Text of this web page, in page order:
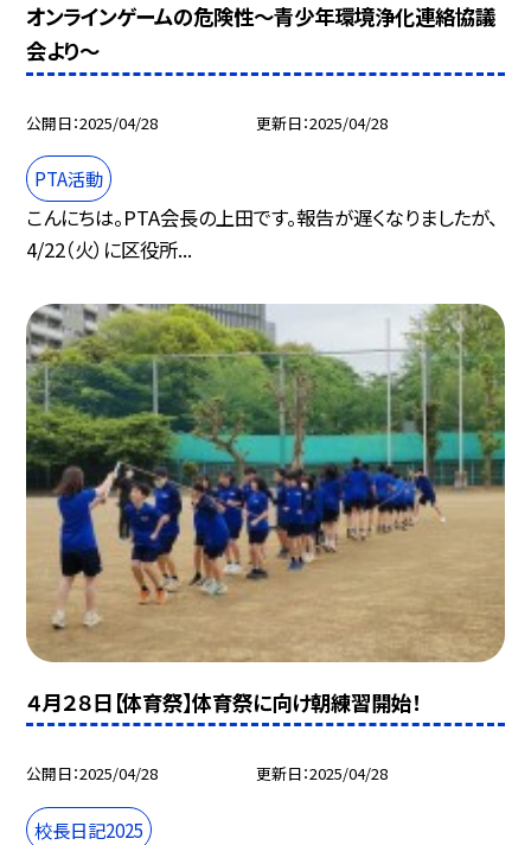
オンラインゲームの危険性〜青少年環境浄化連絡協議
会より〜
公開日 2025/04/28 更新日 2025/04/28
PTA活動
こんにちは。PTA会長の上田です。報告が遅くなりましたが、
4/22（火）に区役所...
４月２８日【体育祭】体育祭に向け朝練習開始！
公開日 2025/04/28 更新日 2025/04/28
校長日記2025